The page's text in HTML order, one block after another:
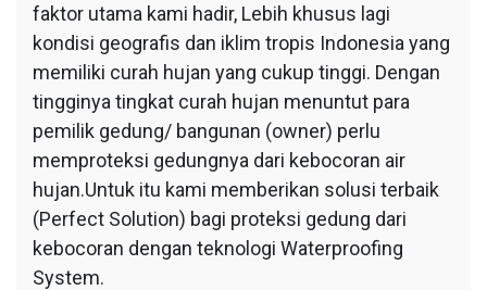
faktor utama kami hadir, Lebih khusus lagi
kondisi geografis dan iklim tropis Indonesia yang
memiliki curah hujan yang cukup tinggi. Dengan
tingginya tingkat curah hujan menuntut para
pemilik gedung/ bangunan (owner) perlu
memproteksi gedungnya dari kebocoran air
hujan.Untuk itu kami memberikan solusi terbaik
(Perfect Solution) bagi proteksi gedung dari
kebocoran dengan teknologi Waterproofing
System.